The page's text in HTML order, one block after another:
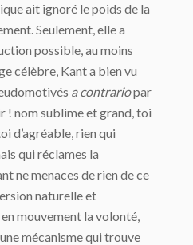
ait ignoré le poids de la
Seulement, elle a
possible, au moins
célèbre, Kant a bien vu
a contrariopar
! nom sublime et grand, toi
d’agréable, rien qui
qui réclames la
ne menaces de rien de ce
naturelle et
mouvement la volonté,
mécanisme qui trouve